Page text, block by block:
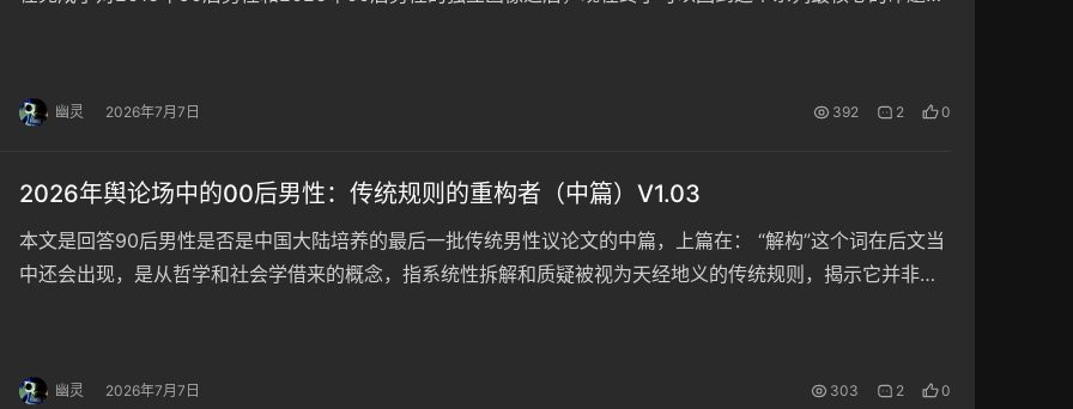
幽灵 2026年7月7日 392 2 0
2026年舆论场中的00后男性：传统规则的重构者（中篇）V1.03
本文是回答90后男性是否是中国大陆培养的最后一批传统男性议论文的中篇，上篇在： “解构”这个词在后文当
中还会出现，是从哲学和社会学借来的概念，指系统性拆解和质疑被视为天经地义的传统规则，揭示它并非天
幽灵 2026年7月7日 303 2 0